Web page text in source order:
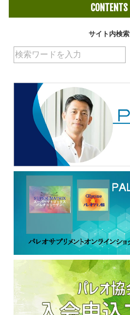
CONTENTS
サイト内検索